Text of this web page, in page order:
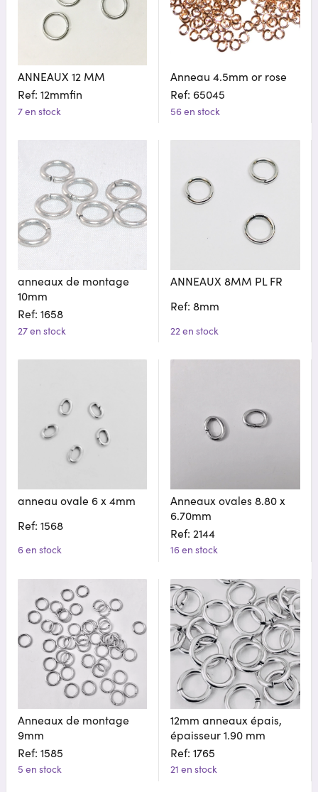
ANNEAUX 12 MM
Ref: 12mmfin
7 en stock
Anneau 4.5mm or rose
Ref: 65045
56 en stock
anneaux de montage
10mm
Ref: 1658
27 en stock
ANNEAUX 8MM PL FR
Ref: 8mm
22 en stock
anneau ovale 6 x 4mm
Ref: 1568
6 en stock
Anneaux ovales 8.80 x
6.70mm
Ref: 2144
16 en stock
Anneaux de montage
9mm
Ref: 1585
5 en stock
12mm anneaux épais,
épaisseur 1.90 mm
Ref: 1765
21 en stock